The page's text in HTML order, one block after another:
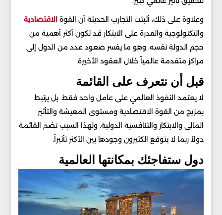
وعلاوة على ذلك، أثبتت التجارب الحديثة أن القوة الاقتصادية
والتكنولوجية والقدرة على الابتكار قد تكون أكثر أهمية من
حجم الدولة نفسه. وهو ما يفسر صعود عدد من الدول إلى
مراكز متقدمة عالمياً خلال العقود الأخيرة.
قبل أن نتعرف على القائمة
لا يعتمد النفوذ العالمي على عامل واحد فقط. بل يرتبط
بمزيج من القوة الاقتصادية ومستوى المعيشة والتأثير
المالي والابتكار والتنافسية الدولية. ولهذا السبب تضم القائمة
دولاً ربما لا يتوقع الكثيرون وجودها بين الأكثر تأثيراً.
دول ستفاجئك بمكانتها العالمية